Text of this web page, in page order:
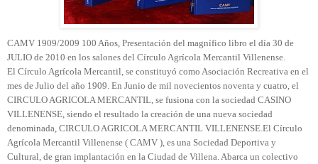
CAMV 1909/2009 100 Años, Presentación del magnífico libro el día 30 de
JULIO de 2010 en los salones del Círculo Agrícola Mercantil Villenense.
El Círculo Agrícola Mercantil, se constituyó como Asociación Recreativa en el
mes de Julio del año 1909. En Junio de mil novecientos noventa y cuatro, el
CIRCULO AGRICOLA MERCANTIL, se fusiona con la sociedad CASINO
VILLENENSE, siendo el resultado la creación de una nueva sociedad
denominada, CIRCULO AGRICOLA MERCANTIL VILLENENSE.El Círculo
Agrícola Mercantil Villenense ( CAMV ), es una Sociedad Deportiva y
Cultural, de gran implantación en la Ciudad de Villena. Abarca un colectivo